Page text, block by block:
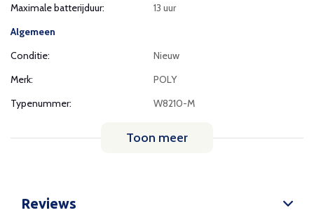
Maximale batterijduur:
13 uur
Algemeen
Conditie:
Nieuw
Merk:
POLY
Typenummer:
W8210-M
Toon meer
Reviews